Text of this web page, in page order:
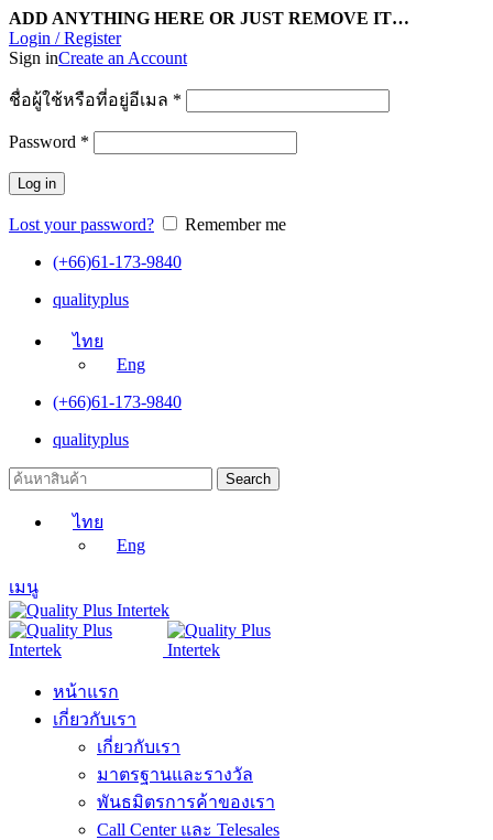
ADD ANYTHING HERE OR JUST REMOVE IT…
Login / Register
Sign inCreate an Account
ชื่อผู้ใช้หรือที่อยู่อีเมล *
Password *
Log in
Lost your password?
Remember me
(+66)61-173-9840
qualityplus
ไทย
Eng
(+66)61-173-9840
qualityplus
Search
ไทย
Eng
เมนู
หน้าแรก
เกี่ยวกับเรา
เกี่ยวกับเรา
มาตรฐานและรางวัล
พันธมิตรการค้าของเรา
Call Center และ Telesales